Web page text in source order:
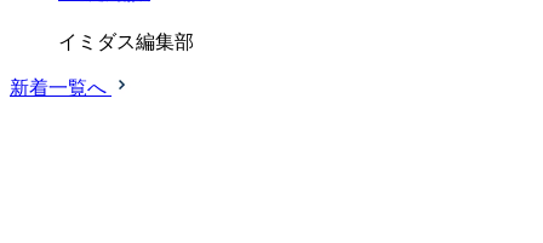
イミダス編集部
新着一覧へ